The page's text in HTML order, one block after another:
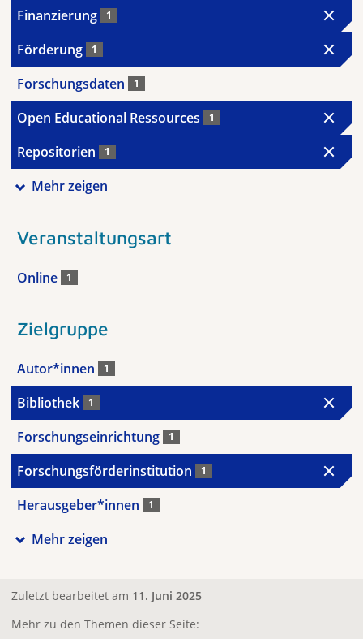
Finanzierung 1
Förderung 1
Forschungsdaten 1
Open Educational Ressources 1
Repositorien 1
Mehr zeigen
Veranstaltungsart
Online 1
Zielgruppe
Autor*innen 1
Bibliothek 1
Forschungseinrichtung 1
Forschungsförderinstitution 1
Herausgeber*innen 1
Mehr zeigen
Zuletzt bearbeitet am 11. Juni 2025
Mehr zu den Themen dieser Seite: